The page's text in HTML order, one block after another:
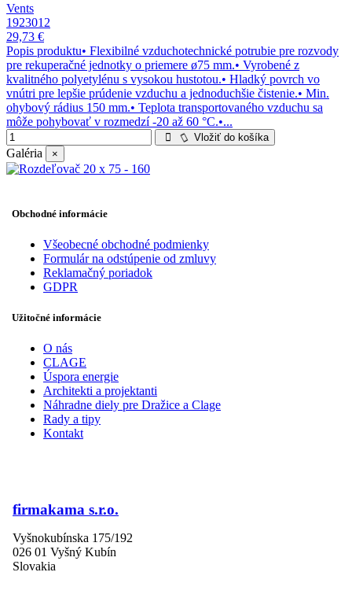
Vents
1923012
29,73 €
Popis produktu• Flexibilné vzduchotechnické potrubie pre rozvody
pre rekuperačné jednotky o priemere ø75 mm.• Vyrobené z
kvalitného polyetylénu s vysokou hustotou.• Hladký povrch vo
vnútri pre lepšie prúdenie vzduchu a jednoduchšie čistenie.• Min.
ohybový rádius 150 mm.• Teplota transportovaného vzduchu sa
môže pohybovať v rozmedzí -20 až 60 °C.•...
Vložiť do košíka
Galéria ×
Obchodné informácie
Všeobecné obchodné podmienky
Formulár na odstúpenie od zmluvy
Reklamačný poriadok
GDPR
Užitočné informácie
O nás
CLAGE
Úspora energie
Architekti a projektanti
Náhradne diely pre Dražice a Clage
Rady a tipy
Kontakt
firmakama s.r.o.
Vyšnokubínska 175/192
026 01 Vyšný Kubín
Slovakia